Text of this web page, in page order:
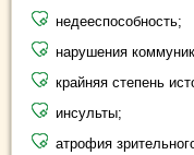
недееспособность;
нарушения
крайняя степень
инсульты;
атрофия